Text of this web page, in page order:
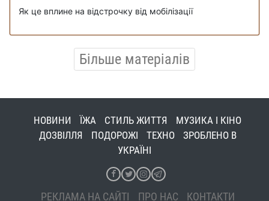
Як це вплине на відстрочку від мобілізації
Більше матеріалів
НОВИНИ ЇЖА СТИЛЬ ЖИТТЯ
МУЗИКА І КІНО
ДОЗВІЛЛЯ
ПОДОРОЖІ ТЕХНО
ЗРОБЛЕНО В
УКРАЇНІ
РЕКЛАМА НА САЙТІ ПРО НАС КОНТАКТИ